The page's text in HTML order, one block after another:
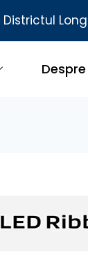
Districtul
Despre